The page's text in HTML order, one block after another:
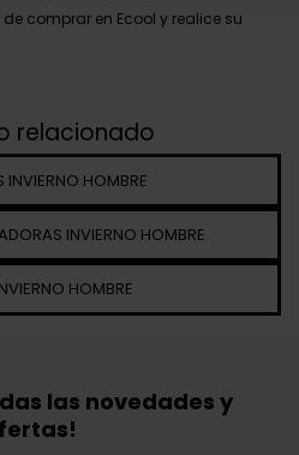
comprar en Ecool y realice su
relacionado
INVIERNO HOMBRE
INVIERNO HOMBRE
HOMBRE
las novedades y